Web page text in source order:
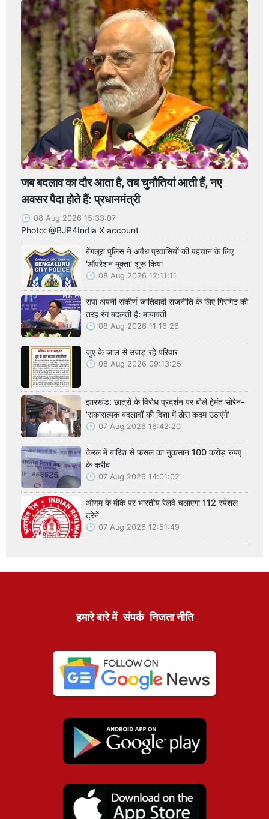
जब बदलाव का दौर आता है, तब चुनौतियां आती हैं, नए
अवसर पैदा होते हैं: प्रधानमंत्री
08 Aug 2026 15:33:07
Photo: @BJP4India X account
बेंगलूरु पुलिस ने अवैध प्रवासियों की पहचान के लिए
'ऑपरेशन मुक्ता' शुरू किया
08 Aug 2026 12:11:11
सपा अपनी संकीर्ण जातिवादी राजनीति के लिए गिरगिट की
तरह रंग बदलती है: मायावती
08 Aug 2026 11:16:26
जुए के जाल से उजड़ रहे परिवार
08 Aug 2026 09:13:25
झारखंड: छात्रों के विरोध प्रदर्शन पर बोले हेमंत सोरेन-
'सकारात्मक बदलावों की दिशा में ठोस कदम उठाएंगे'
07 Aug 2026 16:42:20
केरल में बारिश से फसल का नुकसान 100 करोड़ रुपए
के करीब
07 Aug 2026 14:01:02
ओणम के मौके पर भारतीय रेलवे चलाएगा 112 स्पेशल
ट्रेनें
07 Aug 2026 12:51:49
हमारे बारे में संपर्क निजता नीति